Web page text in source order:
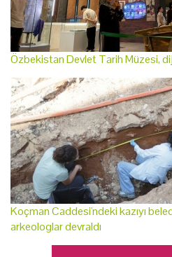
Özbekistan Devlet Tarih Müzesi,
Koçman Caddesi'ndeki kazıyı
arkeologlar devraldı